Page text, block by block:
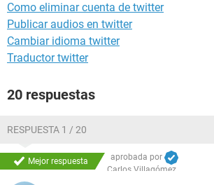
Como eliminar cuenta de twitter
Publicar audios en twitter
Cambiar idioma twitter
Traductor twitter
20 respuestas
RESPUESTA 1 / 20
Mejor respuesta
aprobada por
Carlos Villagómez